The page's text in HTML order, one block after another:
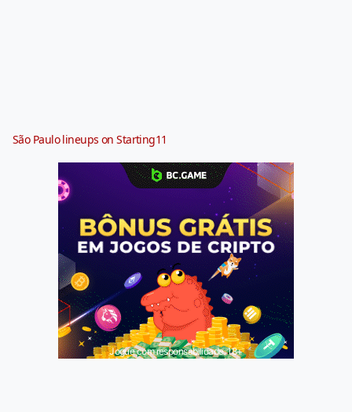
São Paulo lineups on Starting11
Jogue com responsabilidade. 18+